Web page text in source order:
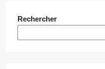
Rechercher